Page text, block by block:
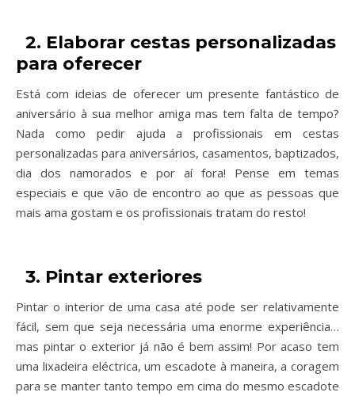
2. Elaborar cestas personalizadas
para oferecer
Está com ideias de oferecer um presente fantástico de
aniversário à sua melhor amiga mas tem falta de tempo?
Nada como pedir ajuda a profissionais em cestas
personalizadas para aniversários, casamentos, baptizados,
dia dos namorados e por aí fora! Pense em temas
especiais e que vão de encontro ao que as pessoas que
mais ama gostam e os profissionais tratam do resto!
3. Pintar exteriores
Pintar o interior de uma casa até pode ser relativamente
fácil, sem que seja necessária uma enorme experiência…
mas pintar o exterior já não é bem assim! Por acaso tem
uma lixadeira eléctrica, um escadote à maneira, a coragem
para se manter tanto tempo em cima do mesmo escadote